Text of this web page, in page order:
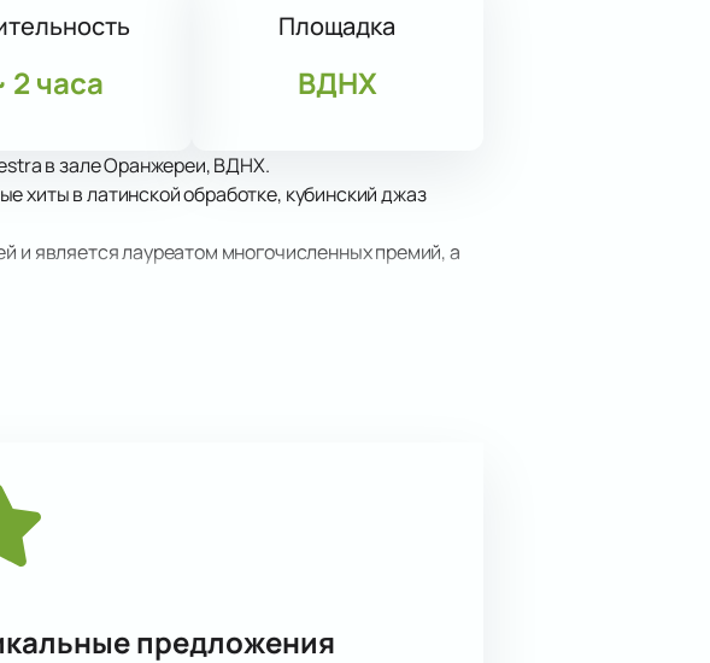
2 часа
Площадка
ВДНХ
в зале Оранжереи, ВДНХ.
хиты в латинской обработке, кубинский джаз
и является лауреатом многочисленных премий, а
таком превосходном исполнении.
предложения